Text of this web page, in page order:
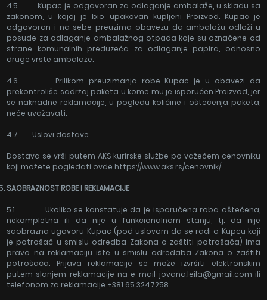
4.5 Kupac je odgovoran za odlaganje ambalaže, u skladu sa
zakonom, u kojoj je bio upakovan kupljeni Proizvod. Kupac je
odgovoran i na sebe preuzima obavezu da ambalažu odloži u
posude za odlaganje ambalažnog otpada koje su označene od
strane komunalnih preduzeća za odlaganje papira, odnosno
druge vrste ambalaže.
4.6 Prilikom preuzimanja robe Kupac je u obavezi da
prekontroliše sadržaj paketa u kome mu je isporučen Proizvod, jer
se naknadne reklamacije, u pogledu količine i oštećenja paketa,
neće uvažavati.
4.7 Uslovi dostave
Dostava se vrši putem AKS kurirske službe po važećem cenovniku
koji možete pogledati ovde https://www.aks.rs/cenovnik/
SAOBRAZNOST ROBE I REKLAMACIJE
5.1 Ukoliko se konstatuje da je isporučena roba oštećena,
nekompletna ili da nije u funkcionalnom stanju, tj. da nije
saobrazna ugovoru Kupac (pod uslovom da se radi o Kupcu koji
je potrošač u smislu odredba Zakona o zaštiti potrošača) ima
pravo na reklamaciju iste u smislu odredaba Zakona o zaštiti
potrošača. Prijava reklamacije se može izvršiti elektronskim
putem slanjem reklamacije na e-mail jovana.leila@gmail.com ili
telefonom za reklamacije +381 65 3247258.